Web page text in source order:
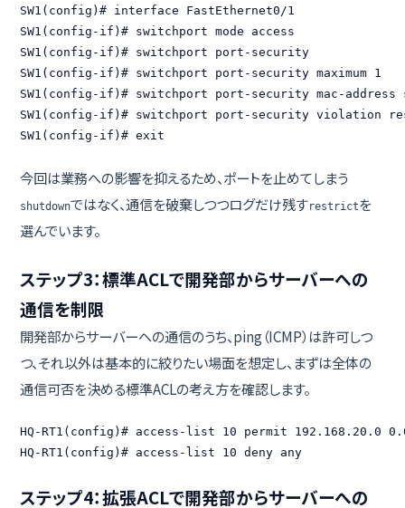
SW1(config)# interface FastEthernet0/1
SW1(config-if)# switchport mode access
SW1(config-if)# switchport port-security
SW1(config-if)# switchport port-security maximum 1
SW1(config-if)# switchport port-security mac-address
SW1(config-if)# switchport port-security violation
SW1(config-if)# exit
今回は業務への影響を抑えるため、ポートを止めてしまう
shutdownではなく、通信を破棄しつつログだけ残すrestrictを
選んでいます。
ステップ3：標準ACLで開発部からサーバーへの
通信を制限
開発部からサーバーへの通信のうち、ping（ICMP）は許可しつ
つ、それ以外は基本的に絞りたい場面を想定し、まずは全体の
通信可否を決める標準ACLの考え方を確認します。
HQ-RT1(config)# access-list 10 permit 192.168.20.0
HQ-RT1(config)# access-list 10 deny any
ステップ4：拡張ACLで開発部からサーバーへの